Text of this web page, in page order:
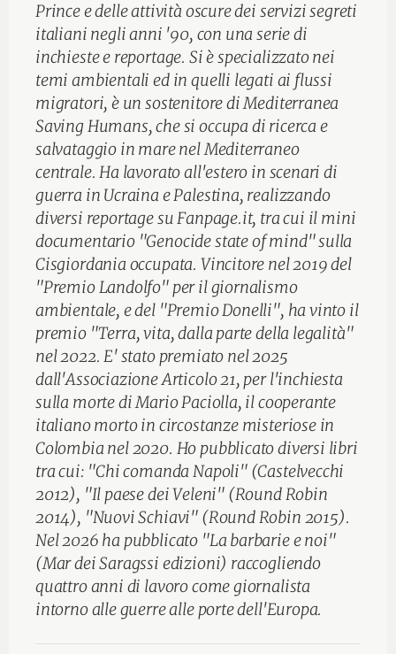
Prince e delle attività oscure dei servizi segreti
italiani negli anni '90, con una serie di
inchieste e reportage. Si è specializzato nei
temi ambientali ed in quelli legati ai flussi
migratori, è un sostenitore di Mediterranea
Saving Humans, che si occupa di ricerca e
salvataggio in mare nel Mediterraneo
centrale. Ha lavorato all'estero in scenari di
guerra in Ucraina e Palestina, realizzando
diversi reportage su Fanpage.it, tra cui il mini
documentario "Genocide state of mind" sulla
Cisgiordania occupata. Vincitore nel 2019 del
"Premio Landolfo" per il giornalismo
ambientale, e del "Premio Donelli", ha vinto il
premio "Terra, vita, dalla parte della legalità"
nel 2022. E' stato premiato nel 2025
dall'Associazione Articolo 21, per l'inchiesta
sulla morte di Mario Paciolla, il cooperante
italiano morto in circostanze misteriose in
Colombia nel 2020. Ho pubblicato diversi libri
tra cui: "Chi comanda Napoli" (Castelvecchi
2012), "Il paese dei Veleni" (Round Robin
2014), "Nuovi Schiavi" (Round Robin 2015).
Nel 2026 ha pubblicato "La barbarie e noi"
(Mar dei Saragssi edizioni) raccogliendo
quattro anni di lavoro come giornalista
intorno alle guerre alle porte dell'Europa.